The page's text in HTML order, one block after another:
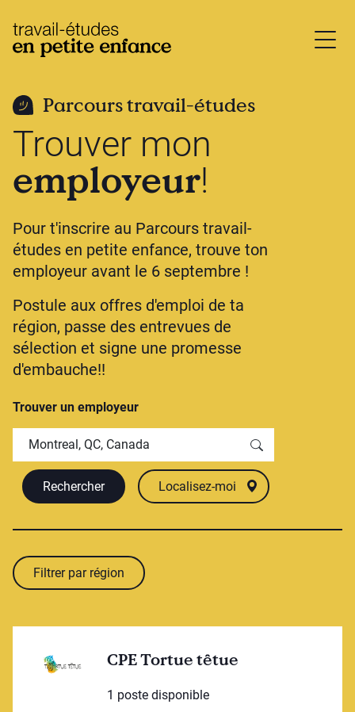
base.logo
Parcours travail-études
Trouver mon
employeur!
Pour t'inscrire au Parcours travail-
études en petite enfance, trouve ton
employeur avant le 6 septembre !
Postule aux offres d'emploi de ta
région, passe des entrevues de
sélection et signe une promesse
d'embauche!!
Trouver un employeur
Rechercher Localisez-moi
Filtrer par région
CPE Tortue têtue
1 poste disponible